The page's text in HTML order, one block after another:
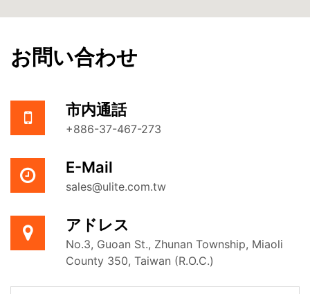
お問い合わせ
市内通話
+886-37-467-273
E-Mail
sales@ulite.com.tw
アドレス
No.3, Guoan St., Zhunan Township, Miaoli
County 350, Taiwan (R.O.C.)